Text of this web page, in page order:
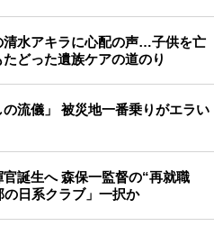
清水アキラに心配の声…子供を亡
どった遺族ケアの道のり
流儀」 被災地一番乗りがエラい
誕生へ 森保一監督の“再就職
の日系クラブ」一択か